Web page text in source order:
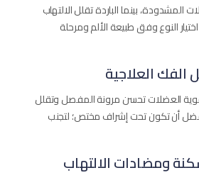
المشدودة، بينما الباردة تقلل الالتهاب
النوع وفق طبيعة الألم ومرحلة
العضلات تحسن مرونة المفصل وتقلل
أن تكون تحت إشراف مختص؛ لتجنب